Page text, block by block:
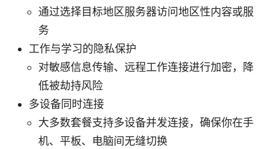
通过选择目标地区服务器访问地区性内容或服
务
工作与学习的隐私保护
对敏感信息传输、远程工作连接进行加密，降
低被劫持风险
多设备同时连接
大多数套餐支持多设备并发连接，确保你在手
机、平板、电脑间无缝切换